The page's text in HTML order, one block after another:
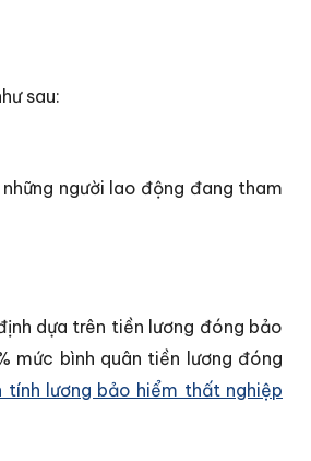
sau:
người lao động đang tham
dựa trên tiền lương đóng bảo
mức bình quân tiền lương đóng
tính lương bảo hiểm thất nghiệp